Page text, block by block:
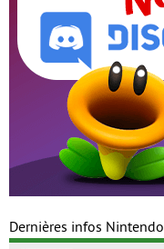
Dernières infos Nintendo